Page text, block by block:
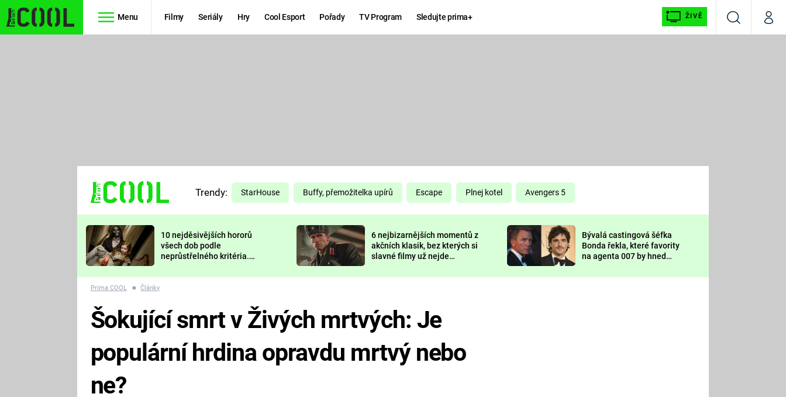
Menu Filmy Seriály Hry Cool Esport Pořady TV Program Sledujte prima+ ŽIVĚ
VyhledáváníMůj
TŘESKU
FUTURAMA
PREDÁTOR
DELIVERANCE
KOMEDIE
CHUCK
NORRIS
DEADPOOL
Prima LAJK
Sledujte nás
Trendy: StarHouse Buffy, přemožitelka upírů Escape Plnej kotel Avengers 5
10 nejděsivějších hororů
všech dob podle
neprůstřelného kritéria.
nejvíc zvednou tep?
6 nejbizarnějších momentů z
akčních klasik, bez kterých si
slavné filmy už nejde
Bývalá castingová šéfka
Bonda řekla, které favority
na agenta 007 by hned
Prima COOL ■ Články
Šokující smrt v Živých mrtvých: Je
populární hrdina opravdu mrtvý nebo
ne?